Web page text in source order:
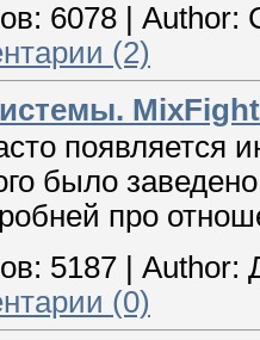
6078 Author:
(2)
MixFight
появляется
было
про
5187 | Author:
(0)